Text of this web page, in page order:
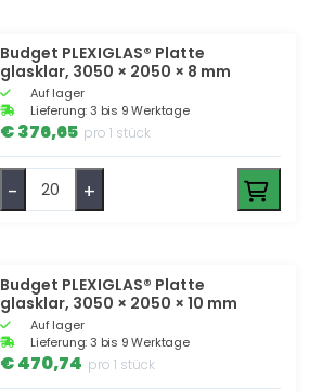
Budget PLEXIGLAS® Platte
glasklar, 3050 × 2050 × 8 mm
Auf lager
Lieferung: 3 bis 9 Werktage
€ 376,65 pro 1 stück
- +
Budget PLEXIGLAS® Platte
glasklar, 3050 × 2050 × 10 mm
Auf lager
Lieferung: 3 bis 9 Werktage
€ 470,74 pro 1 stück